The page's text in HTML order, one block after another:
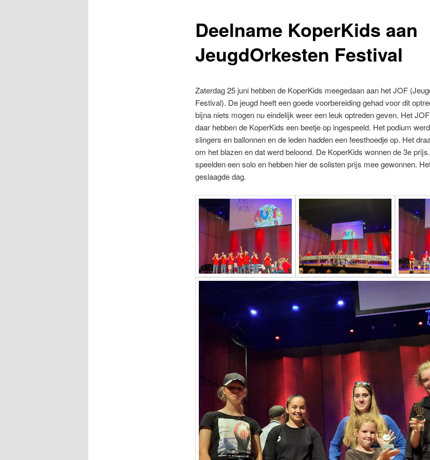
Deelname KoperKids aan
JeugdOrkesten Festival
Zaterdag 25 juni hebben de KoperKids meegedaan aan het JOF
Festival). De jeugd heeft een goede voorbereiding gehad voor dit
bijna niets mogen nu eindelijk weer een leuk optreden geven. Het
daar hebben de KoperKids een beetje op ingespeeld. Het podium
slingers en ballonnen en de leden hadden een feesthoedje op. Het
om het blazen en dat werd beloond. De KoperKids wonnen de 3e
speelden een solo en hebben hier de solisten prijs mee gewonnen.
geslaagde dag.